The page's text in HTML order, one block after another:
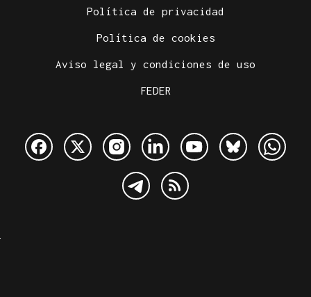
Política de privacidad
Política de cookies
Aviso legal y condiciones de uso
FEDER